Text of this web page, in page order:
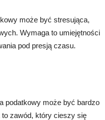
może być stresująca,
Wymaga to umiejętności
pod presją czasu.
podatkowy może być bardzo
to zawód, który cieszy się